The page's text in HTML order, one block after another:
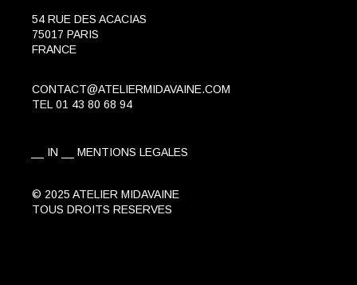
54 RUE DES ACACIAS
75017 PARIS
FRANCE
CONTACT@ATELIERMIDAVAINE.COM
TEL 01 43 80 68 94
IN MENTIONS LEGALES
© 2025 ATELIER MIDAVAINE
TOUS DROITS RESERVES